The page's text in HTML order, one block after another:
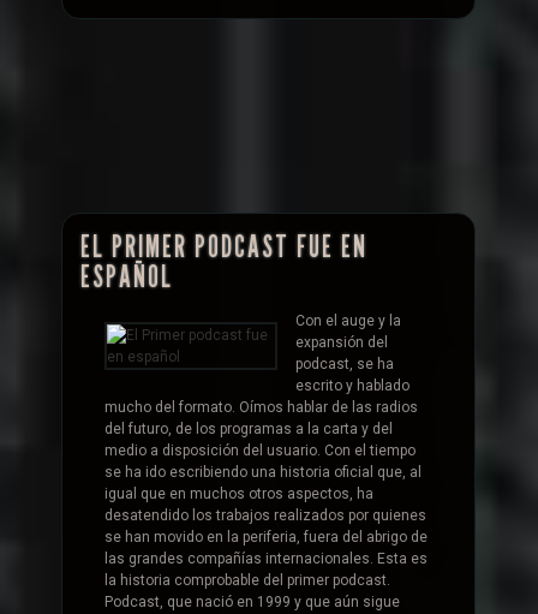
EL PRIMER PODCAST FUE EN
ESPAÑOL
Con el auge y la
expansión del
podcast, se ha
escrito y hablado
mucho del formato. Oímos hablar de las radios
del futuro, de los programas a la carta y del
medio a disposición del usuario. Con el tiempo
se ha ido escribiendo una historia oficial que, al
igual que en muchos otros aspectos, ha
desatendido los trabajos realizados por quienes
se han movido en la periferia, fuera del abrigo de
las grandes compañías internacionales. Esta es
la historia comprobable del primer podcast.
Podcast, que nació en 1999 y que aún sigue